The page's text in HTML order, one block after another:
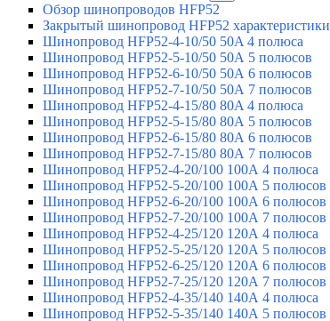
Обзор шинопроводов HFP52
Закрытый шинопровод HFP52 характеристики
Шинопровод HFP52-4-10/50 50A 4 полюса
Шинопровод HFP52-5-10/50 50А 5 полюсов
Шинопровод HFP52-6-10/50 50А 6 полюсов
Шинопровод HFP52-7-10/50 50А 7 полюсов
Шинопровод HFP52-4-15/80 80A 4 полюса
Шинопровод HFP52-5-15/80 80А 5 полюсов
Шинопровод HFP52-6-15/80 80А 6 полюсов
Шинопровод HFP52-7-15/80 80А 7 полюсов
Шинопровод HFP52-4-20/100 100А 4 полюса
Шинопровод HFP52-5-20/100 100А 5 полюсов
Шинопровод HFP52-6-20/100 100А 6 полюсов
Шинопровод HFP52-7-20/100 100А 7 полюсов
Шинопровод HFP52-4-25/120 120А 4 полюса
Шинопровод HFP52-5-25/120 120А 5 полюсов
Шинопровод HFP52-6-25/120 120А 6 полюсов
Шинопровод HFP52-7-25/120 120А 7 полюсов
Шинопровод HFP52-4-35/140 140А 4 полюса
Шинопровод HFP52-5-35/140 140А 5 полюсов